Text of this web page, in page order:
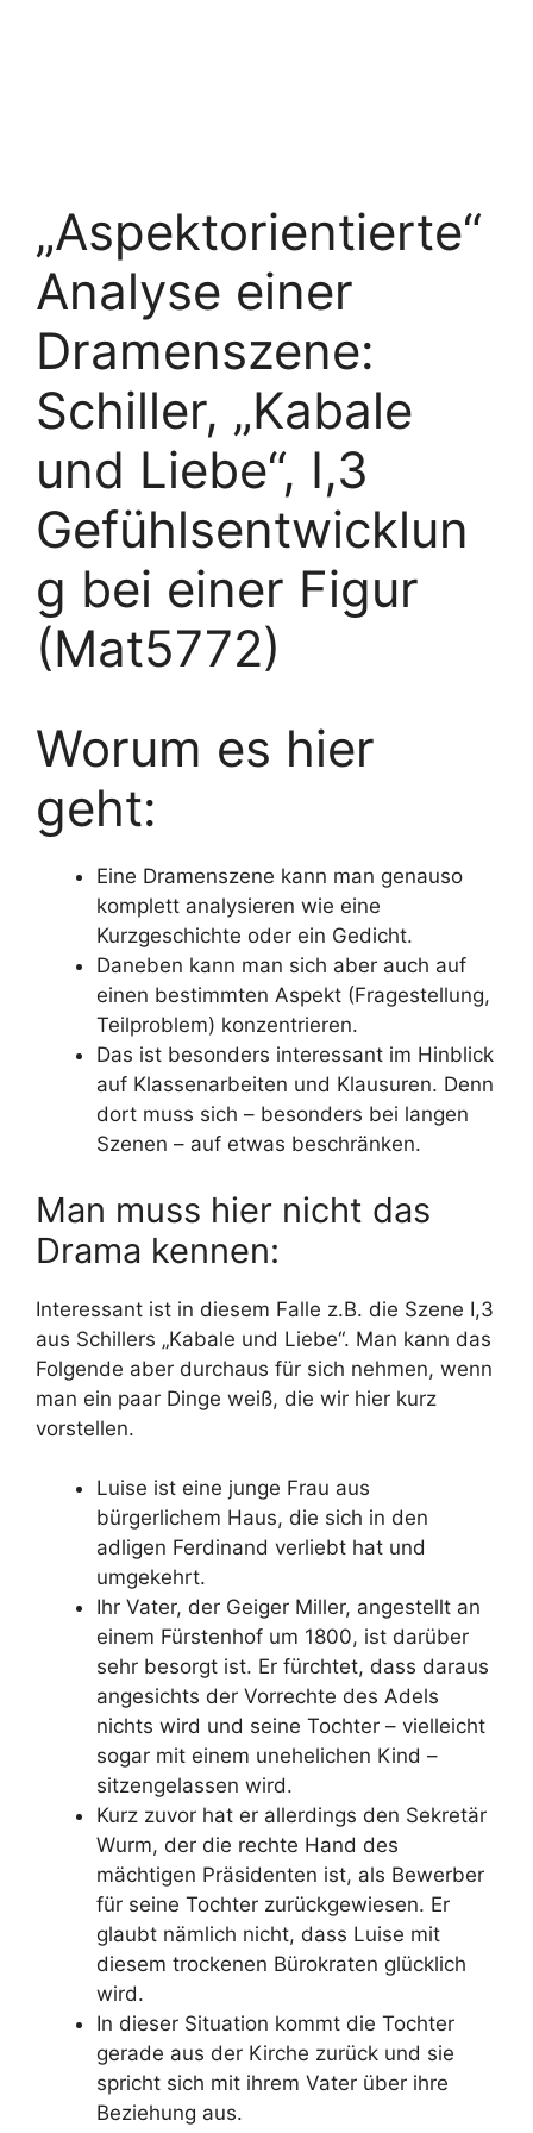
„Aspektorientierte“
Analyse einer
Dramenszene:
Schiller, „Kabale
und Liebe“, I,3
Gefühlsentwicklun
g bei einer Figur
(Mat5772)
Worum es hier
geht:
Eine Dramenszene kann man genauso
komplett analysieren wie eine
Kurzgeschichte oder ein Gedicht.
Daneben kann man sich aber auch auf
einen bestimmten Aspekt (Fragestellung,
Teilproblem) konzentrieren.
Das ist besonders interessant im Hinblick
auf Klassenarbeiten und Klausuren. Denn
dort muss sich – besonders bei langen
Szenen – auf etwas beschränken.
Man muss hier nicht das
Drama kennen:
Interessant ist in diesem Falle z.B. die Szene I,3
aus Schillers „Kabale und Liebe“. Man kann das
Folgende aber durchaus für sich nehmen, wenn
man ein paar Dinge weiß, die wir hier kurz
vorstellen.
Luise ist eine junge Frau aus
bürgerlichem Haus, die sich in den
adligen Ferdinand verliebt hat und
umgekehrt.
Ihr Vater, der Geiger Miller, angestellt an
einem Fürstenhof um 1800, ist darüber
sehr besorgt ist. Er fürchtet, dass daraus
angesichts der Vorrechte des Adels
nichts wird und seine Tochter – vielleicht
sogar mit einem unehelichen Kind –
sitzengelassen wird.
Kurz zuvor hat er allerdings den Sekretär
Wurm, der die rechte Hand des
mächtigen Präsidenten ist, als Bewerber
für seine Tochter zurückgewiesen. Er
glaubt nämlich nicht, dass Luise mit
diesem trockenen Bürokraten glücklich
wird.
In dieser Situation kommt die Tochter
gerade aus der Kirche zurück und sie
spricht sich mit ihrem Vater über ihre
Beziehung aus.